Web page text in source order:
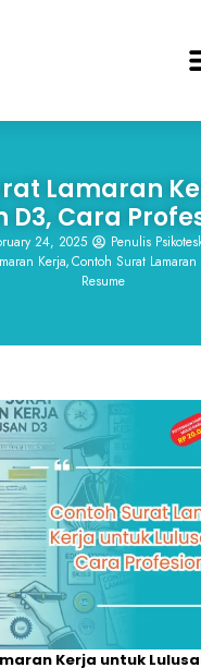
Lamaran
D3, Cara
24, 2025
Penulis
Kerja,Contoh Surat Lamaran
Resume
Kerja untuk